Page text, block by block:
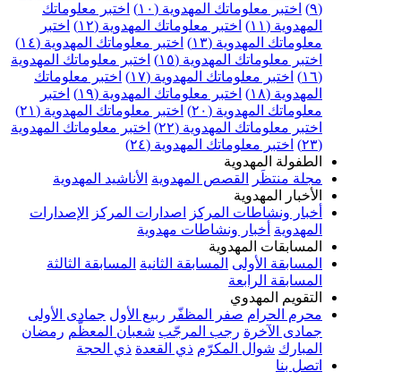
(٩)
اختبر معلوماتك المهدوية (١٠)
اختبر معلوماتك
المهدوية (١١)
اختبر معلوماتك المهدوية (١٢)
اختبر
معلوماتك المهدوية (١٣)
اختبر معلوماتك المهدوية (١٤)
اختبر معلوماتك المهدوية (١٥)
اختبر معلوماتك المهدوية
(١٦)
اختبر معلوماتك المهدوية (١٧)
اختبر معلوماتك
المهدوية (١٨)
اختبر معلوماتك المهدوية (١٩)
اختبر
معلوماتك المهدوية (٢٠)
اختبر معلوماتك المهدوية (٢١)
اختبر معلوماتك المهدوية (٢٢)
اختبر معلوماتك المهدوية
(٢٣)
اختبر معلوماتك المهدوية (٢٤)
الطفولة المهدوية
مجلة منتظَر
القصص المهدوية الأناشيد المهدوية
الأخبار المهدوية
أخبار ونشاطات المركز
اصدارات المركز
الإصدارات
المهدوية أخبار ونشاطات مهدوية
المسابقات المهدوية
المسابقة الأولى المسابقة الثانية المسابقة الثالثة
المسابقة الرابعة
التقويم المهدوي
محرم الحرام صفر المظفّر ربيع الأول جمادى الأولى
جمادى الآخرة رجب المرجّب شعبان المعظّم رمضان
المبارك شوال المكرّم ذي القعدة ذي الحجة
اتصل بنا